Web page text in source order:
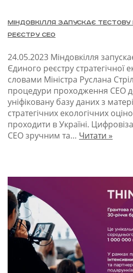
Міндовкілля запускає
реєстру СЕО
24.05.2023 Міндовкілля
Єдиного реєстру стратегічної
словами Міністра Руслана
процедури проходження СЕО
уніфіковану базу даних з
стратегічних екологічних
проходити в Україні.
СЕО зручним та… Читати »